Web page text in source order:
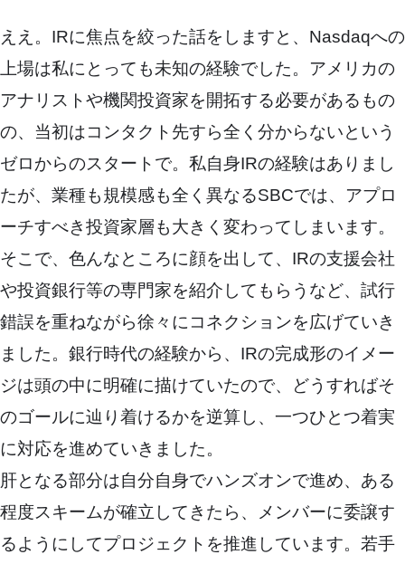
ええ。IRに焦点を絞った話をしますと、Nasdaqへの
上場は私にとっても未知の経験でした。アメリカの
アナリストや機関投資家を開拓する必要があるもの
の、当初はコンタクト先すら全く分からないという
ゼロからのスタートで。私自身IRの経験はありまし
たが、業種も規模感も全く異なるSBCでは、アプロ
ーチすべき投資家層も大きく変わってしまいます。
そこで、色んなところに顔を出して、IRの支援会社
や投資銀行等の専門家を紹介してもらうなど、試行
錯誤を重ねながら徐々にコネクションを広げていき
ました。銀行時代の経験から、IRの完成形のイメー
ジは頭の中に明確に描けていたので、どうすればそ
のゴールに辿り着けるかを逆算し、一つひとつ着実
に対応を進めていきました。
肝となる部分は自分自身でハンズオンで進め、ある
程度スキームが確立してきたら、メンバーに委譲す
るようにしてプロジェクトを推進しています。若手